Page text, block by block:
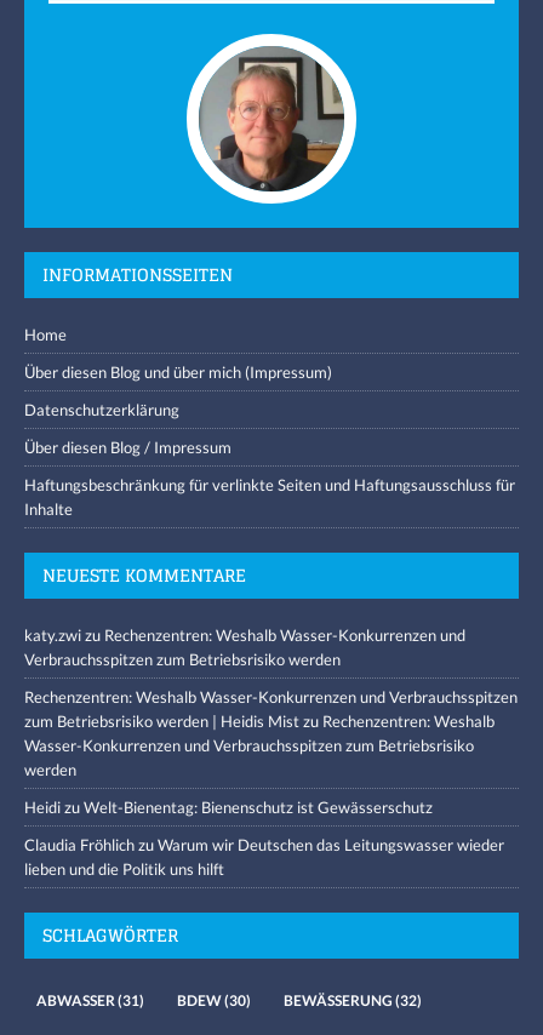
INFORMATIONSSEITEN
Home
Über diesen Blog und über mich (Impressum)
Datenschutzerklärung
Über diesen Blog / Impressum
Haftungsbeschränkung für verlinkte Seiten und Haftungsausschluss für
Inhalte
NEUESTE KOMMENTARE
katy.zwizu Rechenzentren: Weshalb Wasser-Konkurrenzen und
Verbrauchsspitzen zum Betriebsrisiko werden
Rechenzentren: Weshalb Wasser-Konkurrenzen und Verbrauchsspitzen
zum Betriebsrisiko werden | Heidis Mistzu Rechenzentren: Weshalb
Wasser-Konkurrenzen und Verbrauchsspitzen zum Betriebsrisiko
werden
HeidizuWelt-Bienentag: Bienenschutz ist Gewässerschutz
Claudia FröhlichzuWarum wir Deutschen das Leitungswasser wieder
lieben und die Politik uns hilft
SCHLAGWÖRTER
ABWASSER(31) BDEW(30) BEWÄSSERUNG (32)